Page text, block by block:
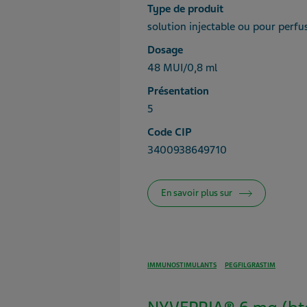
Type de produit
solution injectable ou pour
Dosage
48 MUI/0,8 ml
Présentation
5
Code CIP
3400938649710
En savoir plus sur
IMMUNOSTIMULANTS PEGFILGRASTIM